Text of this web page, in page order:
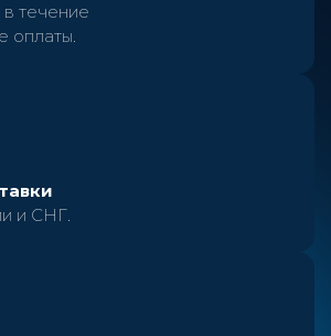
течение
оплаты.
и СНГ.